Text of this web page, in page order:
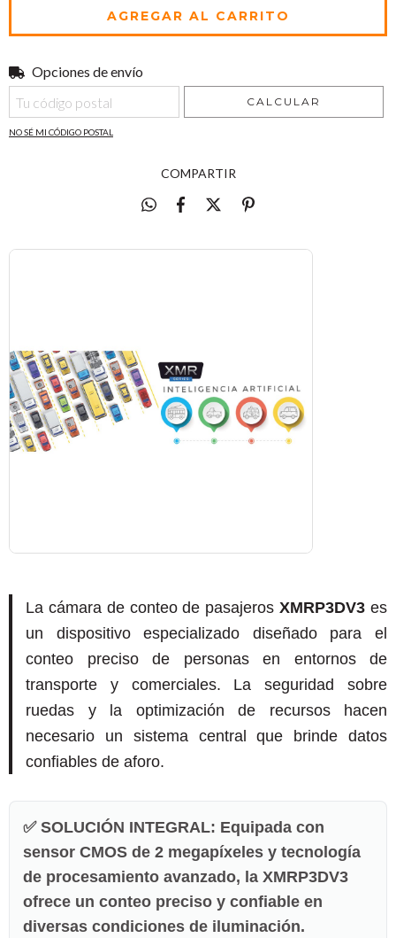
Entregas para el CP:
Opciones de envío
CALCULAR
NO SÉ MI CÓDIGO POSTAL
COMPARTIR
La cámara de conteo de pasajerosXMRP3DV3 es
un dispositivo especializado diseñado para el
conteo preciso de personas en entornos de
transporte y comerciales. La seguridad sobre
ruedas y la optimización de recursos hacen
necesario un sistema central que brinde datos
confiables de aforo.
✅ SOLUCIÓN INTEGRAL: Equipada con
sensor CMOS de 2 megapíxeles y tecnología
de procesamiento avanzado, la XMRP3DV3
ofrece un conteo preciso y confiable en
diversas condiciones de iluminación.